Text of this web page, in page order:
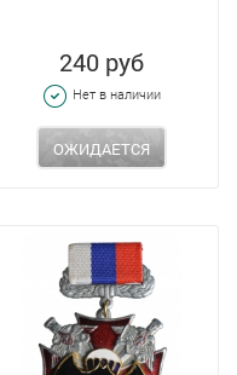
240 руб
Нет в наличии
ОЖИДАЕТСЯ